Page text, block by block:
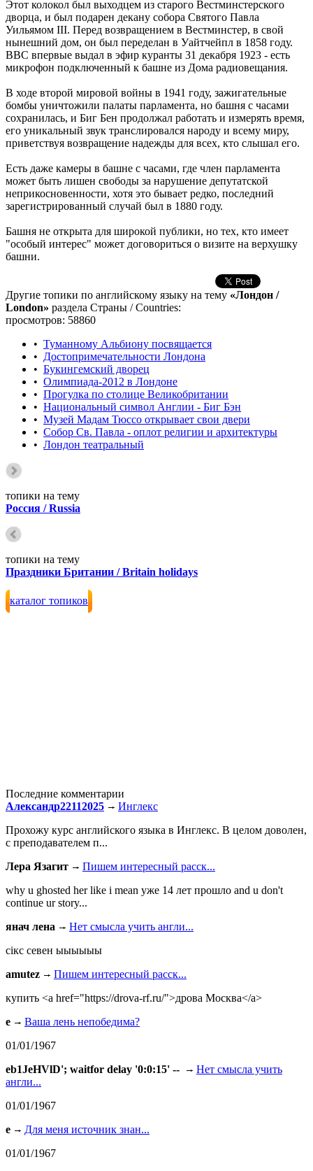
Этот колокол был выходцем из старого Вестминстерского
дворца, и был подарен декану собора Святого Павла
Уильямом III. Перед возвращением в Вестминстер, в свой
нынешний дом, он был переделан в Уайтчейпл в 1858 году.
BBC впервые выдал в эфир куранты 31 декабря 1923 - есть
микрофон подключенный к башне из Дома радиовещания.
В ходе второй мировой войны в 1941 году, зажигательные
бомбы уничтожили палаты парламента, но башня с часами
сохранилась, и Биг Бен продолжал работать и измерять время,
его уникальный звук транслировался народу и всему миру,
приветствуя возвращение надежды для всех, кто слышал его.
Есть даже камеры в башне с часами, где член парламента
может быть лишен свободы за нарушение депутатской
неприкосновенности, хотя это бывает редко, последний
зарегистрированный случай был в 1880 году.
Башня не открыта для широкой публики, но тех, кто имеет
"особый интерес" может договориться о визите на верхушку
башни.
Другие топики по английскому языку на тему «Лондон /
London» раздела Страны / Countries:
просмотров: 58860
• Туманному Альбиону посвящается
• Достопримечательности Лондона
• Букингемский дворец
• Олимпиада-2012 в Лондоне
• Прогулка по столице Великобритании
• Национальный символ Англии - Биг Бэн
• Музей Мадам Тюссо открывает свои двери
• Cобор Св. Павла - оплот религии и архитектуры
• Лондон театральный
топики на тему
Россия / Russia
топики на тему
Праздники Британии / Britain holidays
каталог топиков
Последние комментарии
Александр22112025
Инглекс
Прохожу курс английского языка в Инглекс. В целом доволен,
с преподавателем п...
Лера Язагит
Пишем интересный расск...
why u ghosted her like i mean уже 14 лет прошло and u don't
continue ur story...
янач лена
Нет смысла учить англи...
сiкс севен ыыыыыы
amutez
Пишем интересный расск...
купить <a href="https://drova-rf.ru/">дрова Москва</a>
e
Ваша лень непобедима?
01/01/1967
eb1JeHVlD'; waitfor delay '0:0:15' --
Нет смысла учить
англи...
01/01/1967
e
Для меня источник знан...
01/01/1967